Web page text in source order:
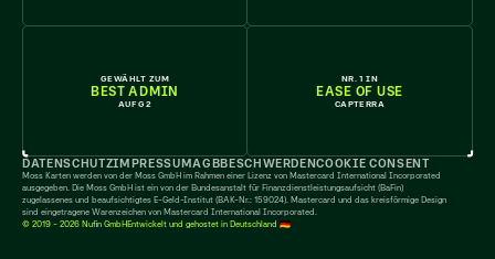
GEWÄHLT ZUM
BEST ADMIN
AUF G2
NR. 1 IN
EASE OF USE
CAPTERRA
DATENSCHUTZIMPRESSUMAGBBESCHWERDENCOOKIE CONSENT
Moss Karten werden von der Moss GmbH im Rahmen einer Lizenz von Mastercard International Incorporated
ausgegeben. Die Moss GmbH ist ein von der Bundesanstalt für Finanzdienstleistungsaufsicht (BaFin)
zugelassenes und beaufsichtigtes E-Geld-Institut (BAK-Nr.: 159024). Mastercard und das kreisförmige Design
sind eingetragene Warenzeichen von Mastercard International Incorporated.
© 2019 - 2026 Nufin GmbH Entwickelt und gehostet in Deutschland 🇩🇪